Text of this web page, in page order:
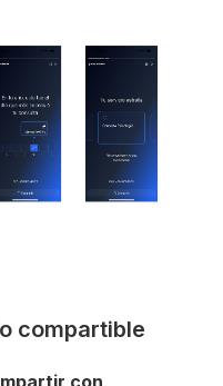
compartible